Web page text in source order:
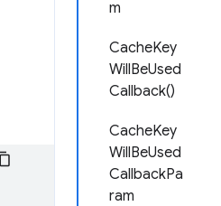
m
CacheKey
WillBeUsed
Callback()
CacheKey
WillBeUsed
CallbackPa
ram